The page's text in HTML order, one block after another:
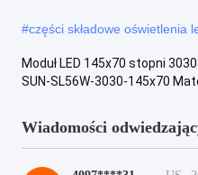
#części składowe oświetlenia
Moduł LED 145x70 stopni
SUN-SL56W-3030-145x70
Wiadomości